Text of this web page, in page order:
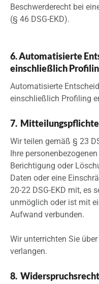
Beschwerderecht bei
(§ 46 DSG-EKD).
6. Automatisierte
einschließlich
Automatisierte
einschließlich Profiling
7.
Wir teilen gemäß § 23
Ihre
Berichtigung oder
Daten oder eine
20-22 DSG-EKD mit, es
unmöglich oder ist mit
Aufwand verbunden.
Wir unterrichten Sie
verlangen.
8. Widerspruchsrecht